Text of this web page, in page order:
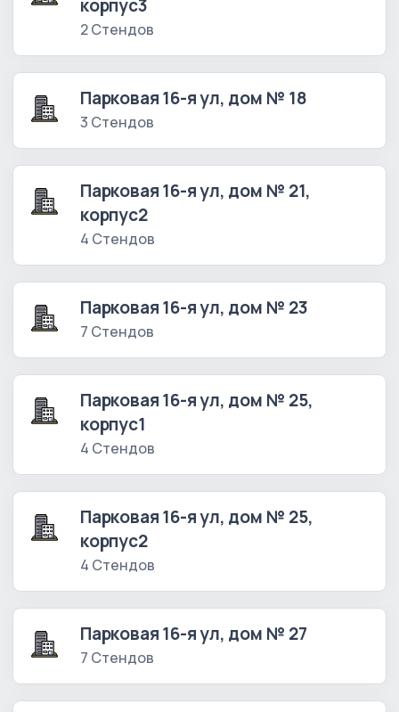
корпус3
2 Стендов
Парковая 16-я ул, дом № 18
3 Стендов
Парковая 16-я ул, дом № 21,
корпус2
4 Стендов
Парковая 16-я ул, дом № 23
7 Стендов
Парковая 16-я ул, дом № 25,
корпус1
4 Стендов
Парковая 16-я ул, дом № 25,
корпус2
4 Стендов
Парковая 16-я ул, дом № 27
7 Стендов